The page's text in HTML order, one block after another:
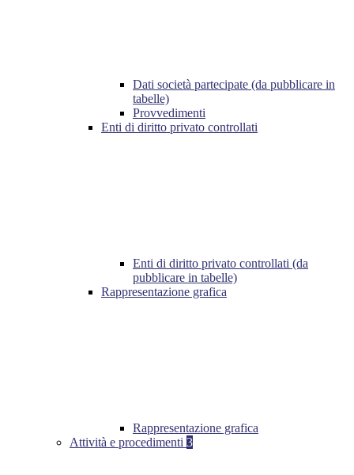
Dati società partecipate (da pubblicare in
tabelle)
Provvedimenti
Enti di diritto privato controllati
Enti di diritto privato controllati (da
pubblicare in tabelle)
Rappresentazione grafica
Rappresentazione grafica
Attività e procedimenti 3